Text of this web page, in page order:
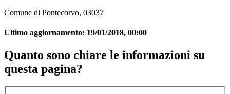
Comune di Pontecorvo, 03037
Ultimo aggiornamento: 19/01/2018, 00:00
Quanto sono chiare le informazioni su
questa pagina?